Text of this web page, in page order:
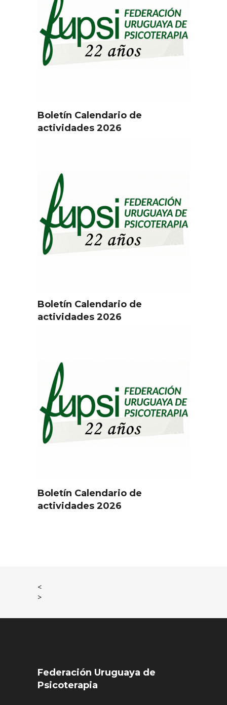
Boletín Calendario de
actividades 2026
Boletín Calendario de
actividades 2026
Boletín Calendario de
actividades 2026
<
>
Federación Uruguaya de
Psicoterapia